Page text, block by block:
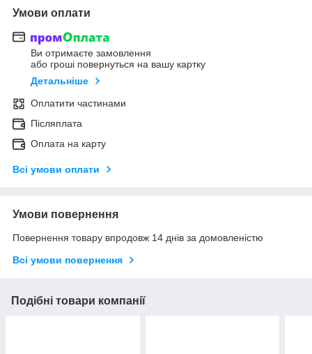
Умови оплати
Ви отримаєте замовлення
або гроші повернуться на вашу картку
Детальніше
Оплатити частинами
Післяплата
Оплата на карту
Всі умови оплати
Умови повернення
Повернення товару впродовж 14 днів за домовленістю
Всі умови повернення
Подібні товари компанії